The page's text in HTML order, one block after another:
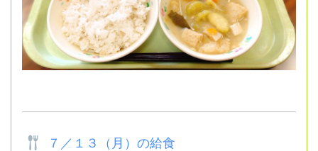
７／１３（月）の給食